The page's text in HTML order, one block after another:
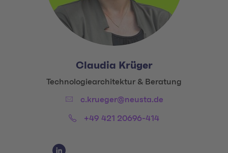
Claudia Krüger
Title:
Technologiearchitektur & Beratung
Email:c.krueger@neusta.de
Phone:+49 421 20696-414
Social Media Links